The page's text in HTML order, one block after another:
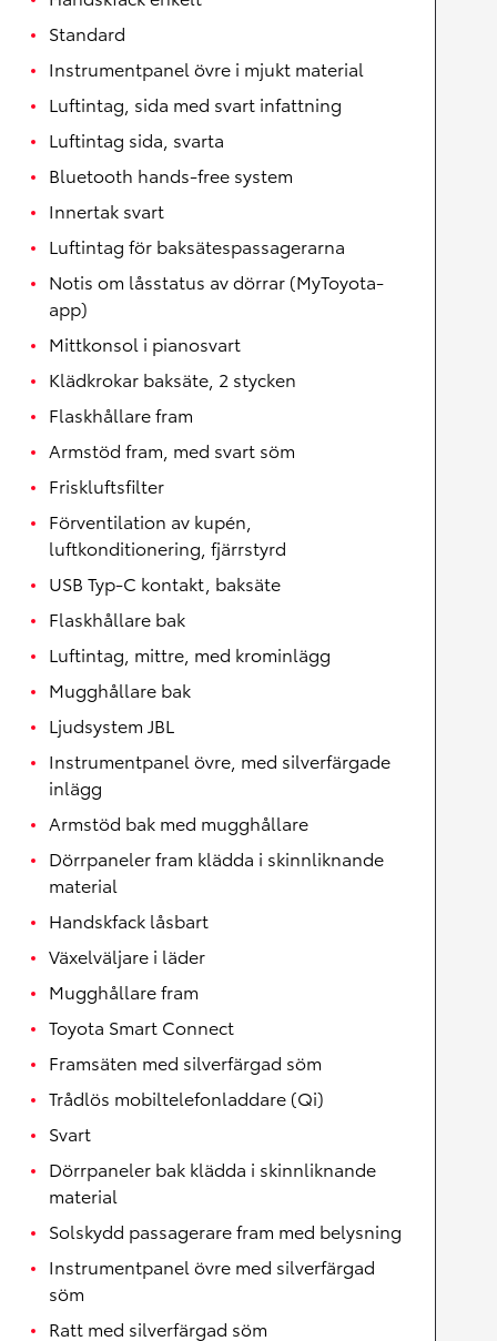
Standard
Instrumentpanel övre i mjukt material
Luftintag, sida med svart infattning
Luftintag sida, svarta
Bluetooth hands-free system
Innertak svart
Luftintag för baksätespassagerarna
Notis om låsstatus av dörrar (MyToyota-
app)
Mittkonsol i pianosvart
Klädkrokar baksäte, 2 stycken
Flaskhållare fram
Armstöd fram, med svart söm
Friskluftsfilter
Förventilation av kupén,
luftkonditionering, fjärrstyrd
USB Typ-C kontakt, baksäte
Flaskhållare bak
Luftintag, mittre, med krominlägg
Mugghållare bak
Ljudsystem JBL
Instrumentpanel övre, med silverfärgade
inlägg
Armstöd bak med mugghållare
Dörrpaneler fram klädda i skinnliknande
material
Handskfack låsbart
Växelväljare i läder
Mugghållare fram
Toyota Smart Connect
Framsäten med silverfärgad söm
Trådlös mobiltelefonladdare (Qi)
Svart
Dörrpaneler bak klädda i skinnliknande
material
Solskydd passagerare fram med belysning
Instrumentpanel övre med silverfärgad
söm
Ratt med silverfärgad söm